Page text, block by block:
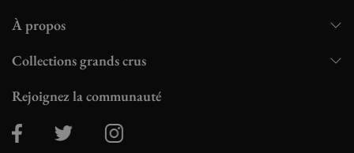
À propos
Collections grands crus
Rejoignez la communauté